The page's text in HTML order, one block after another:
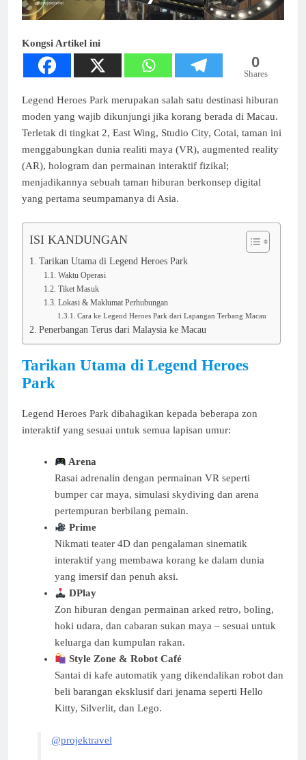
Kongsi Artikel ini
0
Shares
Legend Heroes Park merupakan salah satu destinasi hiburan
moden yang wajib dikunjungi jika korang berada di Macau.
Terletak di tingkat 2, East Wing, Studio City, Cotai, taman ini
menggabungkan dunia realiti maya (VR), augmented reality
(AR), hologram dan permainan interaktif fizikal;
menjadikannya sebuah taman hiburan berkonsep digital
yang pertama seumpamanya di Asia.
ISI KANDUNGAN
Tarikan Utama di Legend Heroes Park
Waktu Operasi
Tiket Masuk
Lokasi & Maklumat Perhubungan
Cara ke Legend Heroes Park dari Lapangan Terbang Macau
Penerbangan Terus dari Malaysia ke Macau
Tarikan Utama di Legend Heroes
Park
Legend Heroes Park dibahagikan kepada beberapa zon
interaktif yang sesuai untuk semua lapisan umur:
Arena
Rasai adrenalin dengan permainan VR seperti
bumper car maya, simulasi skydiving dan arena
pertempuran berbilang pemain.
Prime
Nikmati teater 4D dan pengalaman sinematik
interaktif yang membawa korang ke dalam dunia
yang imersif dan penuh aksi.
DPlay
Zon hiburan dengan permainan arked retro, boling,
hoki udara, dan cabaran sukan maya – sesuai untuk
keluarga dan kumpulan rakan.
Style Zone & Robot Café
Santai di kafe automatik yang dikendalikan robot dan
beli barangan eksklusif dari jenama seperti Hello
Kitty, Silverlit, dan Lego.
@projektravel